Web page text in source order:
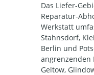
Das Liefer-
Reparatur-
Werkstatt
Stahnsdorf,
Berlin und
angrenzenden
Geltow,